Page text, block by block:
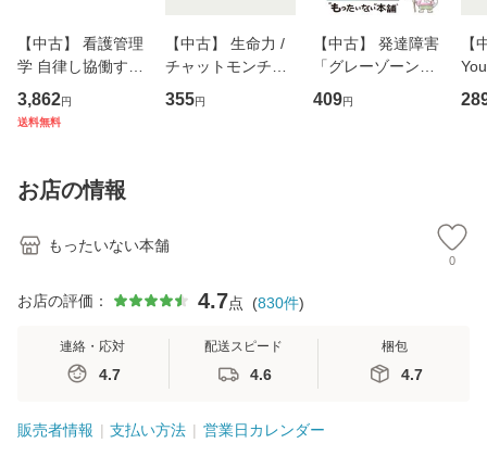
【中古】 看護管理
学 自律し協働する
専門職の看護マネ
ジメントスキル 改
恵 藤本幸三 / 南江
堂 [単行
3,862円
送料無料
【中古】 生命力 /
チャットモンチー /
キューンレコード
[CD]【メール便送
355円
【中古】 発達障害
「グレーゾーン」
その正しい理解と
克服法 (SB新書 57
409円
【
のが
お店の情報
もったいない本舗
0
お店の評価： 4.7点 (830件)
連絡・応対
4.7
配送スピード
4.6
梱包
4.7
販売者情報 支払い方法 営業日カレンダー